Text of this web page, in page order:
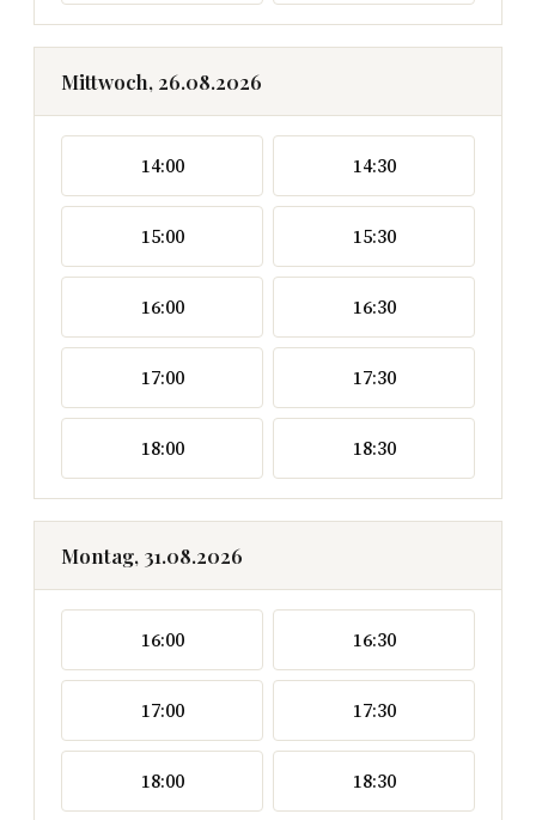
Mittwoch, 26.08.2026
14:00 14:30
15:00 15:30
16:00 16:30
17:00 17:30
18:00 18:30
Montag, 31.08.2026
16:00 16:30
17:00 17:30
18:00 18:30